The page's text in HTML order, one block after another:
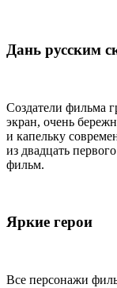
Дань русским
Создатели фильма
экран, очень
и капельку
из двадцать
фильм.
Яркие герои
Все персонажи